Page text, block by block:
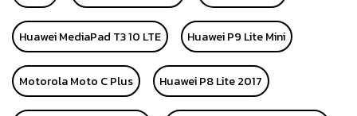
Huawei MediaPad T3 10 LTE Huawei P9 Lite Mini
Motorola Moto C Plus Huawei P8 Lite 2017